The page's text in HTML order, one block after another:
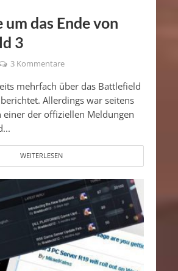
das Ende von
3
3 Kommentare
mehrfach über das Battlefield
Allerdings war seitens
einer der offiziellen Meldungen
WEITERLESEN